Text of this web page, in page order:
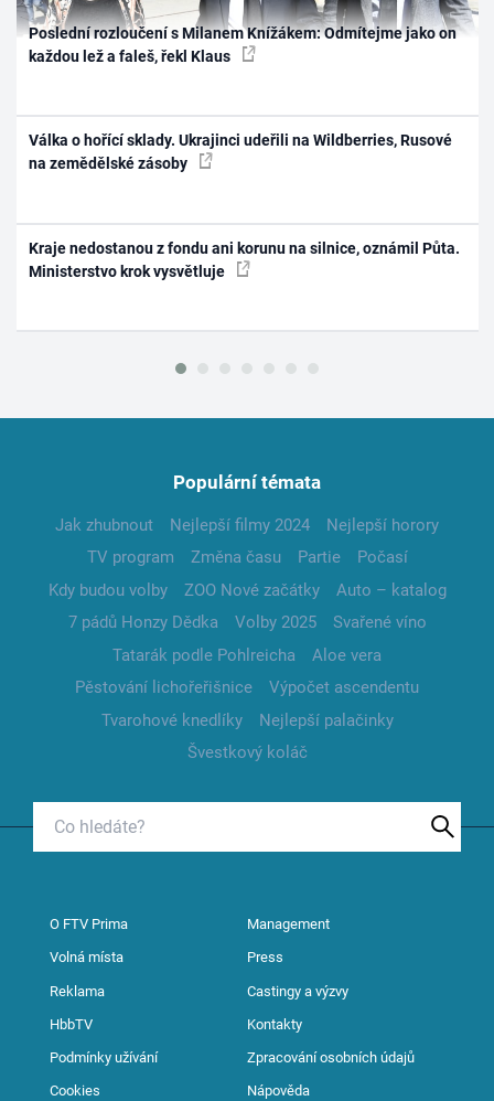
Poslední rozloučení s Milanem Knížákem: Odmítejme jako on
každou lež a faleš, řekl Klaus
Válka o hořící sklady. Ukrajinci udeřili na Wildberries, Rusové
na zemědělské zásoby
Kraje nedostanou z fondu ani korunu na silnice, oznámil Půta.
Ministerstvo krok vysvětluje
Populární témata
Jak zhubnout Nejlepší filmy 2024
Nejlepší horory
TV program
Změna času Partie
Počasí
Kdy budou volby
ZOO Nové začátky
Auto – katalog
7 pádů Honzy Dědka
Volby 2025
Svařené víno
Tatarák podle Pohlreicha
Aloe vera
Pěstování lichořeřišnice
Výpočet ascendentu
Tvarohové knedlíky
Nejlepší palačinky
Švestkový koláč
O FTV Prima Management
Volná místa Press
Reklama Castingy a výzvy
HbbTV Kontakty
Podmínky užívání Zpracování osobních údajů
Cookies Nápověda